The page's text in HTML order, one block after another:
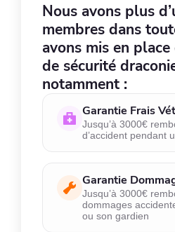
Nous avons plus
membres dans
avons mis en
de sécurité
notamment :
Garantie Frais
Jusqu’à 3000€
d’accident pendant
Garantie
Jusqu’à 3000€
dommages
ou son gardien